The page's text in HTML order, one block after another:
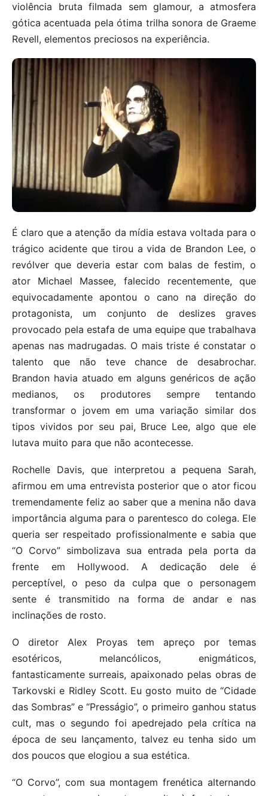
violência bruta filmada sem glamour, a atmosfera
gótica acentuada pela ótima trilha sonora de Graeme
Revell, elementos preciosos na experiência.
É claro que a atenção da mídia estava voltada para o
trágico acidente que tirou a vida de Brandon Lee, o
revólver que deveria estar com balas de festim, o
ator Michael Massee, falecido recentemente, que
equivocadamente apontou o cano na direção do
protagonista, um conjunto de deslizes graves
provocado pela estafa de uma equipe que trabalhava
apenas nas madrugadas. O mais triste é constatar o
talento que não teve chance de desabrochar.
Brandon havia atuado em alguns genéricos de ação
medianos, os produtores sempre tentando
transformar o jovem em uma variação similar dos
tipos vividos por seu pai, Bruce Lee, algo que ele
lutava muito para que não acontecesse.
Rochelle Davis, que interpretou a pequena Sarah,
afirmou em uma entrevista posterior que o ator ficou
tremendamente feliz ao saber que a menina não dava
importância alguma para o parentesco do colega. Ele
queria ser respeitado profissionalmente e sabia que
“O Corvo” simbolizava sua entrada pela porta da
frente em Hollywood. A dedicação dele é
perceptível, o peso da culpa que o personagem
sente é transmitido na forma de andar e nas
inclinações de rosto.
O diretor Alex Proyas tem apreço por temas
esotéricos, melancólicos, enigmáticos,
fantasticamente surreais, apaixonado pelas obras de
Tarkovski e Ridley Scott. Eu gosto muito de “Cidade
das Sombras” e “Presságio”, o primeiro ganhou status
cult, mas o segundo foi apedrejado pela crítica na
época de seu lançamento, talvez eu tenha sido um
dos poucos que elogiou a sua estética.
“O Corvo”, com sua montagem frenética alternando